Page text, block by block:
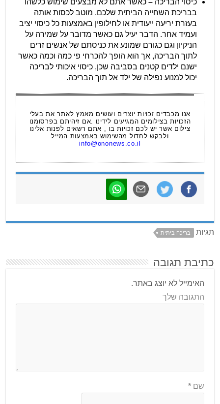
כיסוי הבריכה – כאשר אתם לא מבצעים שימוש כלשהו
בבריכת השחייה הביתית שלכם, מוטב לכסות אותה
בעזרת יריעה ייעודית או לחילופין באמצעות כל כיסוי יציב
ועמיד אחר. הדבר יעיל גם כאשר מדובר על שמירה על
הניקיון וגם כגורם שמונע את כניסתם של אנשים זרים
לתוך הבריכה, אך הוא הופך להכרחי פי כמה וכמה כאשר
ישנם ילדים קטנים בסביבה שכן, כיסוי איכותי לבריכה
יכול למנוע נפילה של ילד אל תוך הבריכה.
אנו מכבדים זכויות יוצרים ועושים מאמץ לאתר את בעלי
הזכויות בצילומים המגיעים לידינו .אם זיהיתם בפרסומנו
צילום אשר יש לכם זכויות בו , אתם רשאים לפנות אלינו
ולבקש לחדול מהשימוש באמצעות המייל
info@ononews.co.il
תגיות בריכה ביתית
כתיבת תגובה
האימייל לא יוצג באתר.
התגובה שלך
שם*